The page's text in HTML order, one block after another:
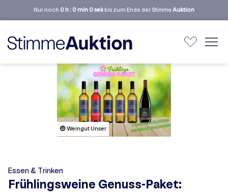
Nur noch 0 h : 0 min 0 sekbis zum Ende der StimmeAuktion
©Weingut Unser
Essen & Trinken
Frühlingsweine Genuss-Paket: